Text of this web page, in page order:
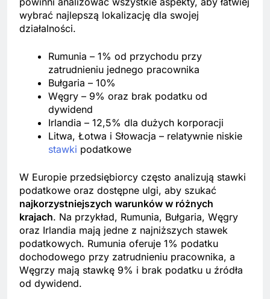
wybrać najlepszą lokalizację dla swojej
działalności.
Rumunia – 1% od przychodu przy
zatrudnieniu jednego pracownika
Bułgaria – 10%
Węgry – 9% oraz brak podatku od
dywidend
Irlandia – 12,5% dla dużych korporacji
Litwa, Łotwa i Słowacja – relatywnie niskie
stawki podatkowe
W Europie przedsiębiorcy często analizują stawki
podatkowe oraz dostępne ulgi, aby szukać
najkorzystniejszych warunków w różnych
krajach. Na przykład, Rumunia, Bułgaria, Węgry
oraz Irlandia mają jedne z najniższych stawek
podatkowych. Rumunia oferuje 1% podatku
dochodowego przy zatrudnieniu pracownika, a
Węgrzy mają stawkę 9% i brak podatku u źródła
od dywidend.